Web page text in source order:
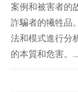
案例和被害者的
詐騙者的犧牲品
法和模式進行分
的本質和危害。…